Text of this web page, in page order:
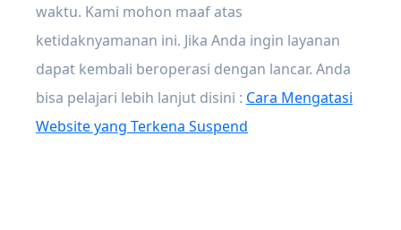
waktu. Kami mohon maaf atas
ketidaknyamanan ini. Jika Anda ingin layanan
dapat kembali beroperasi dengan lancar. Anda
bisa pelajari lebih lanjut disini : Cara Mengatasi
Website yang Terkena Suspend